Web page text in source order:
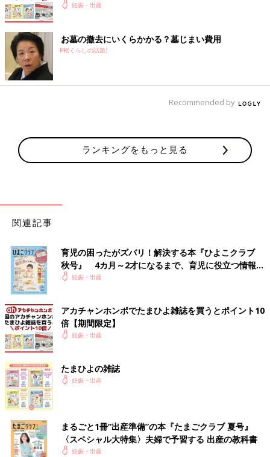
妊娠・出産
お墓の撤去にいくらかかる？墓じまい費用
PR(くらしの話題)
Recommended by
ランキングをもっと見る
関連記事
育児の困ったがズバリ！解決する本『ひよこクラブ
秋号』 4カ月～2才になるまで、育児に役立つ情報が
いっぱい！
妊娠・出産
アカチャンホンポでたまひよ雑誌を買うとポイント10
倍【期間限定】
妊娠・出産
たまひよの雑誌
妊娠・出産
まるごと1冊“出産準備”の本『たまごクラブ 夏号』
〈スペシャル大特集〉夫婦で予習する 出産の教科書
妊娠・出産